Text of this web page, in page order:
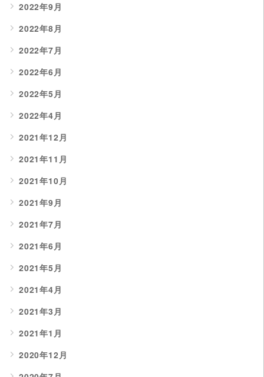
2022年9月
2022年8月
2022年7月
2022年6月
2022年5月
2022年4月
2021年12月
2021年11月
2021年10月
2021年9月
2021年7月
2021年6月
2021年5月
2021年4月
2021年3月
2021年1月
2020年12月